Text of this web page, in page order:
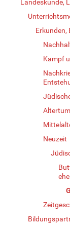
Landeskunde,
Erkunden,
Kampf
Altertum
Neuzeit